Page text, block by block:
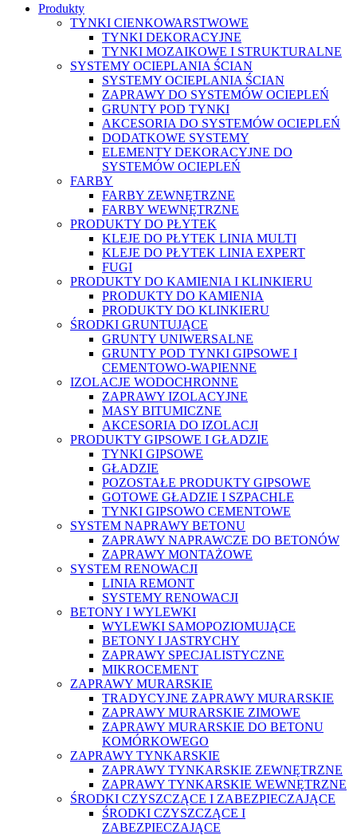
Produkty
TYNKI CIENKOWARSTWOWE
TYNKI DEKORACYJNE
TYNKI MOZAIKOWE I STRUKTURALNE
SYSTEMY OCIEPLANIA ŚCIAN
SYSTEMY OCIEPLANIA ŚCIAN
ZAPRAWY DO SYSTEMÓW OCIEPLEŃ
GRUNTY POD TYNKI
AKCESORIA DO SYSTEMÓW OCIEPLEŃ
DODATKOWE SYSTEMY
ELEMENTY DEKORACYJNE DO
SYSTEMÓW OCIEPLEŃ
FARBY
FARBY ZEWNĘTRZNE
FARBY WEWNĘTRZNE
PRODUKTY DO PŁYTEK
KLEJE DO PŁYTEK LINIA MULTI
KLEJE DO PŁYTEK LINIA EXPERT
FUGI
PRODUKTY DO KAMIENIA I KLINKIERU
PRODUKTY DO KAMIENIA
PRODUKTY DO KLINKIERU
ŚRODKI GRUNTUJĄCE
GRUNTY UNIWERSALNE
GRUNTY POD TYNKI GIPSOWE I
CEMENTOWO-WAPIENNE
IZOLACJE WODOCHRONNE
ZAPRAWY IZOLACYJNE
MASY BITUMICZNE
AKCESORIA DO IZOLACJI
PRODUKTY GIPSOWE I GŁADZIE
TYNKI GIPSOWE
GŁADZIE
POZOSTAŁE PRODUKTY GIPSOWE
GOTOWE GŁADZIE I SZPACHLE
TYNKI GIPSOWO CEMENTOWE
SYSTEM NAPRAWY BETONU
ZAPRAWY NAPRAWCZE DO BETONÓW
ZAPRAWY MONTAŻOWE
SYSTEM RENOWACJI
LINIA REMONT
SYSTEMY RENOWACJI
BETONY I WYLEWKI
WYLEWKI SAMOPOZIOMUJĄCE
BETONY I JASTRYCHY
ZAPRAWY SPECJALISTYCZNE
MIKROCEMENT
ZAPRAWY MURARSKIE
TRADYCYJNE ZAPRAWY MURARSKIE
ZAPRAWY MURARSKIE ZIMOWE
ZAPRAWY MURARSKIE DO BETONU
KOMÓRKOWEGO
ZAPRAWY TYNKARSKIE
ZAPRAWY TYNKARSKIE ZEWNĘTRZNE
ZAPRAWY TYNKARSKIE WEWNĘTRZNE
ŚRODKI CZYSZCZĄCE I ZABEZPIECZAJĄCE
ŚRODKI CZYSZCZĄCE I
ZABEZPIECZAJĄCE